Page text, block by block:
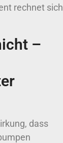
rechnet sich
–
dass